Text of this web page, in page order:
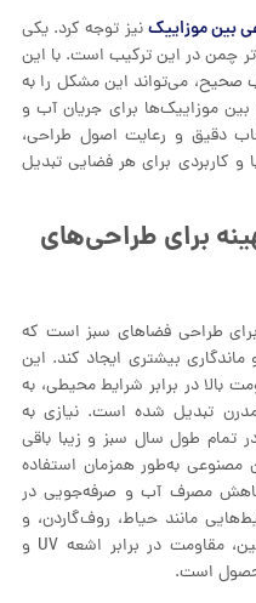
بین موزاییکنیز توجه کرد. یکی
چمن در این ترکیب است. با این
صحیح، می‌تواند این مشکل را به
موزاییک‌ها برای جریان آب و
دقیق و رعایت اصول طراحی،
و کاربردی برای هر فضایی تبدیل
برای طراحی‌های
طراحی فضاهای سبز است که
بیشتری ایجاد کند. این
بالا در برابر شرایط محیطی، به
تبدیل شده است. نیازی به
تمام طول سال سبز و زیبا باقی
به‌طور همزمان استفاده
مصرف آب و صرفه‌جویی در
مانند حیاط، روف‌گاردن، و
حتی تراس بسیار مناسب است. همچنین، مقاومت در برابر اشعه UV و
است.